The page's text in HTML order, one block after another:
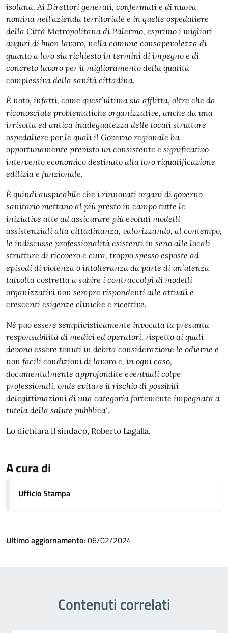
isolana. Ai Direttori generali, confermati e di nuova
nomina nell’azienda territoriale e in quelle ospedaliere
della Città Metropolitana di Palermo, esprimo i migliori
auguri di buon lavoro, nella comune consapevolezza di
quanto a loro sia richiesto in termini di impegno e di
concreto lavoro per il miglioramento della qualità
complessiva della sanità cittadina.
È noto, infatti, come quest’ultima sia afflitta, oltre che da
riconosciute problematiche organizzative, anche da una
irrisolta ed antica inadeguatezza delle locali strutture
ospedaliere per le quali il Governo regionale ha
opportunamente previsto un consistente e significativo
intervento economico destinato alla loro riqualificazione
edilizia e funzionale.
È quindi auspicabile che i rinnovati organi di governo
sanitario mettano al più presto in campo tutte le
iniziative atte ad assicurare più evoluti modelli
assistenziali alla cittadinanza, valorizzando, al contempo,
le indiscusse professionalità esistenti in seno alle locali
strutture di ricovero e cura, troppo spesso esposte ad
episodi di violenza o intolleranza da parte di un’utenza
talvolta costretta a subire i contraccolpi di modelli
organizzativi non sempre rispondenti alle attuali e
crescenti esigenze cliniche e ricettive.
Né può essere semplicisticamente invocata la presunta
responsabilità di medici ed operatori, rispetto ai quali
devono essere tenuti in debita considerazione le odierne e
non facili condizioni di lavoro e, in ogni caso,
documentalmente approfondite eventuali colpe
professionali, onde evitare il rischio di possibili
delegittimazioni di una categoria fortemente impegnata a
tutela della salute pubblica".
Lo dichiara il sindaco, Roberto Lagalla.
A cura di
Ufficio Stampa
Ultimo aggiornamento: 06/02/2024
Contenuti correlati